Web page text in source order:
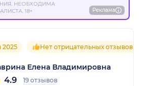
НЕОБХОДИМА
18+
Реклама
2025 Нет отрицательных отзывов
Елена Владимировна
4.9 19 отзывов